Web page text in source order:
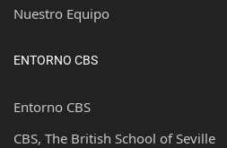
Nuestro Equipo
ENTORNO CBS
Entorno CBS
CBS, The British School of Seville